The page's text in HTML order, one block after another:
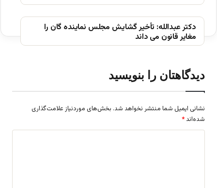
دکتر عبدالله: تأخیر گشایش مجلس نماینده گان را
مغایر قانون می داند
دیدگاهتان را بنویسید
نشانی ایمیل شما منتشر نخواهد شد. بخش‌های موردنیاز علامت‌گذاری
شده‌اند *